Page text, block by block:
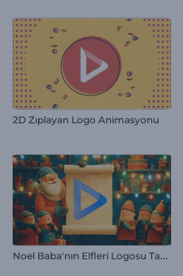
2D Zıplayan Logo Animasyonu
N
oel Baba'nın Elfleri Logosu Tanıtımı